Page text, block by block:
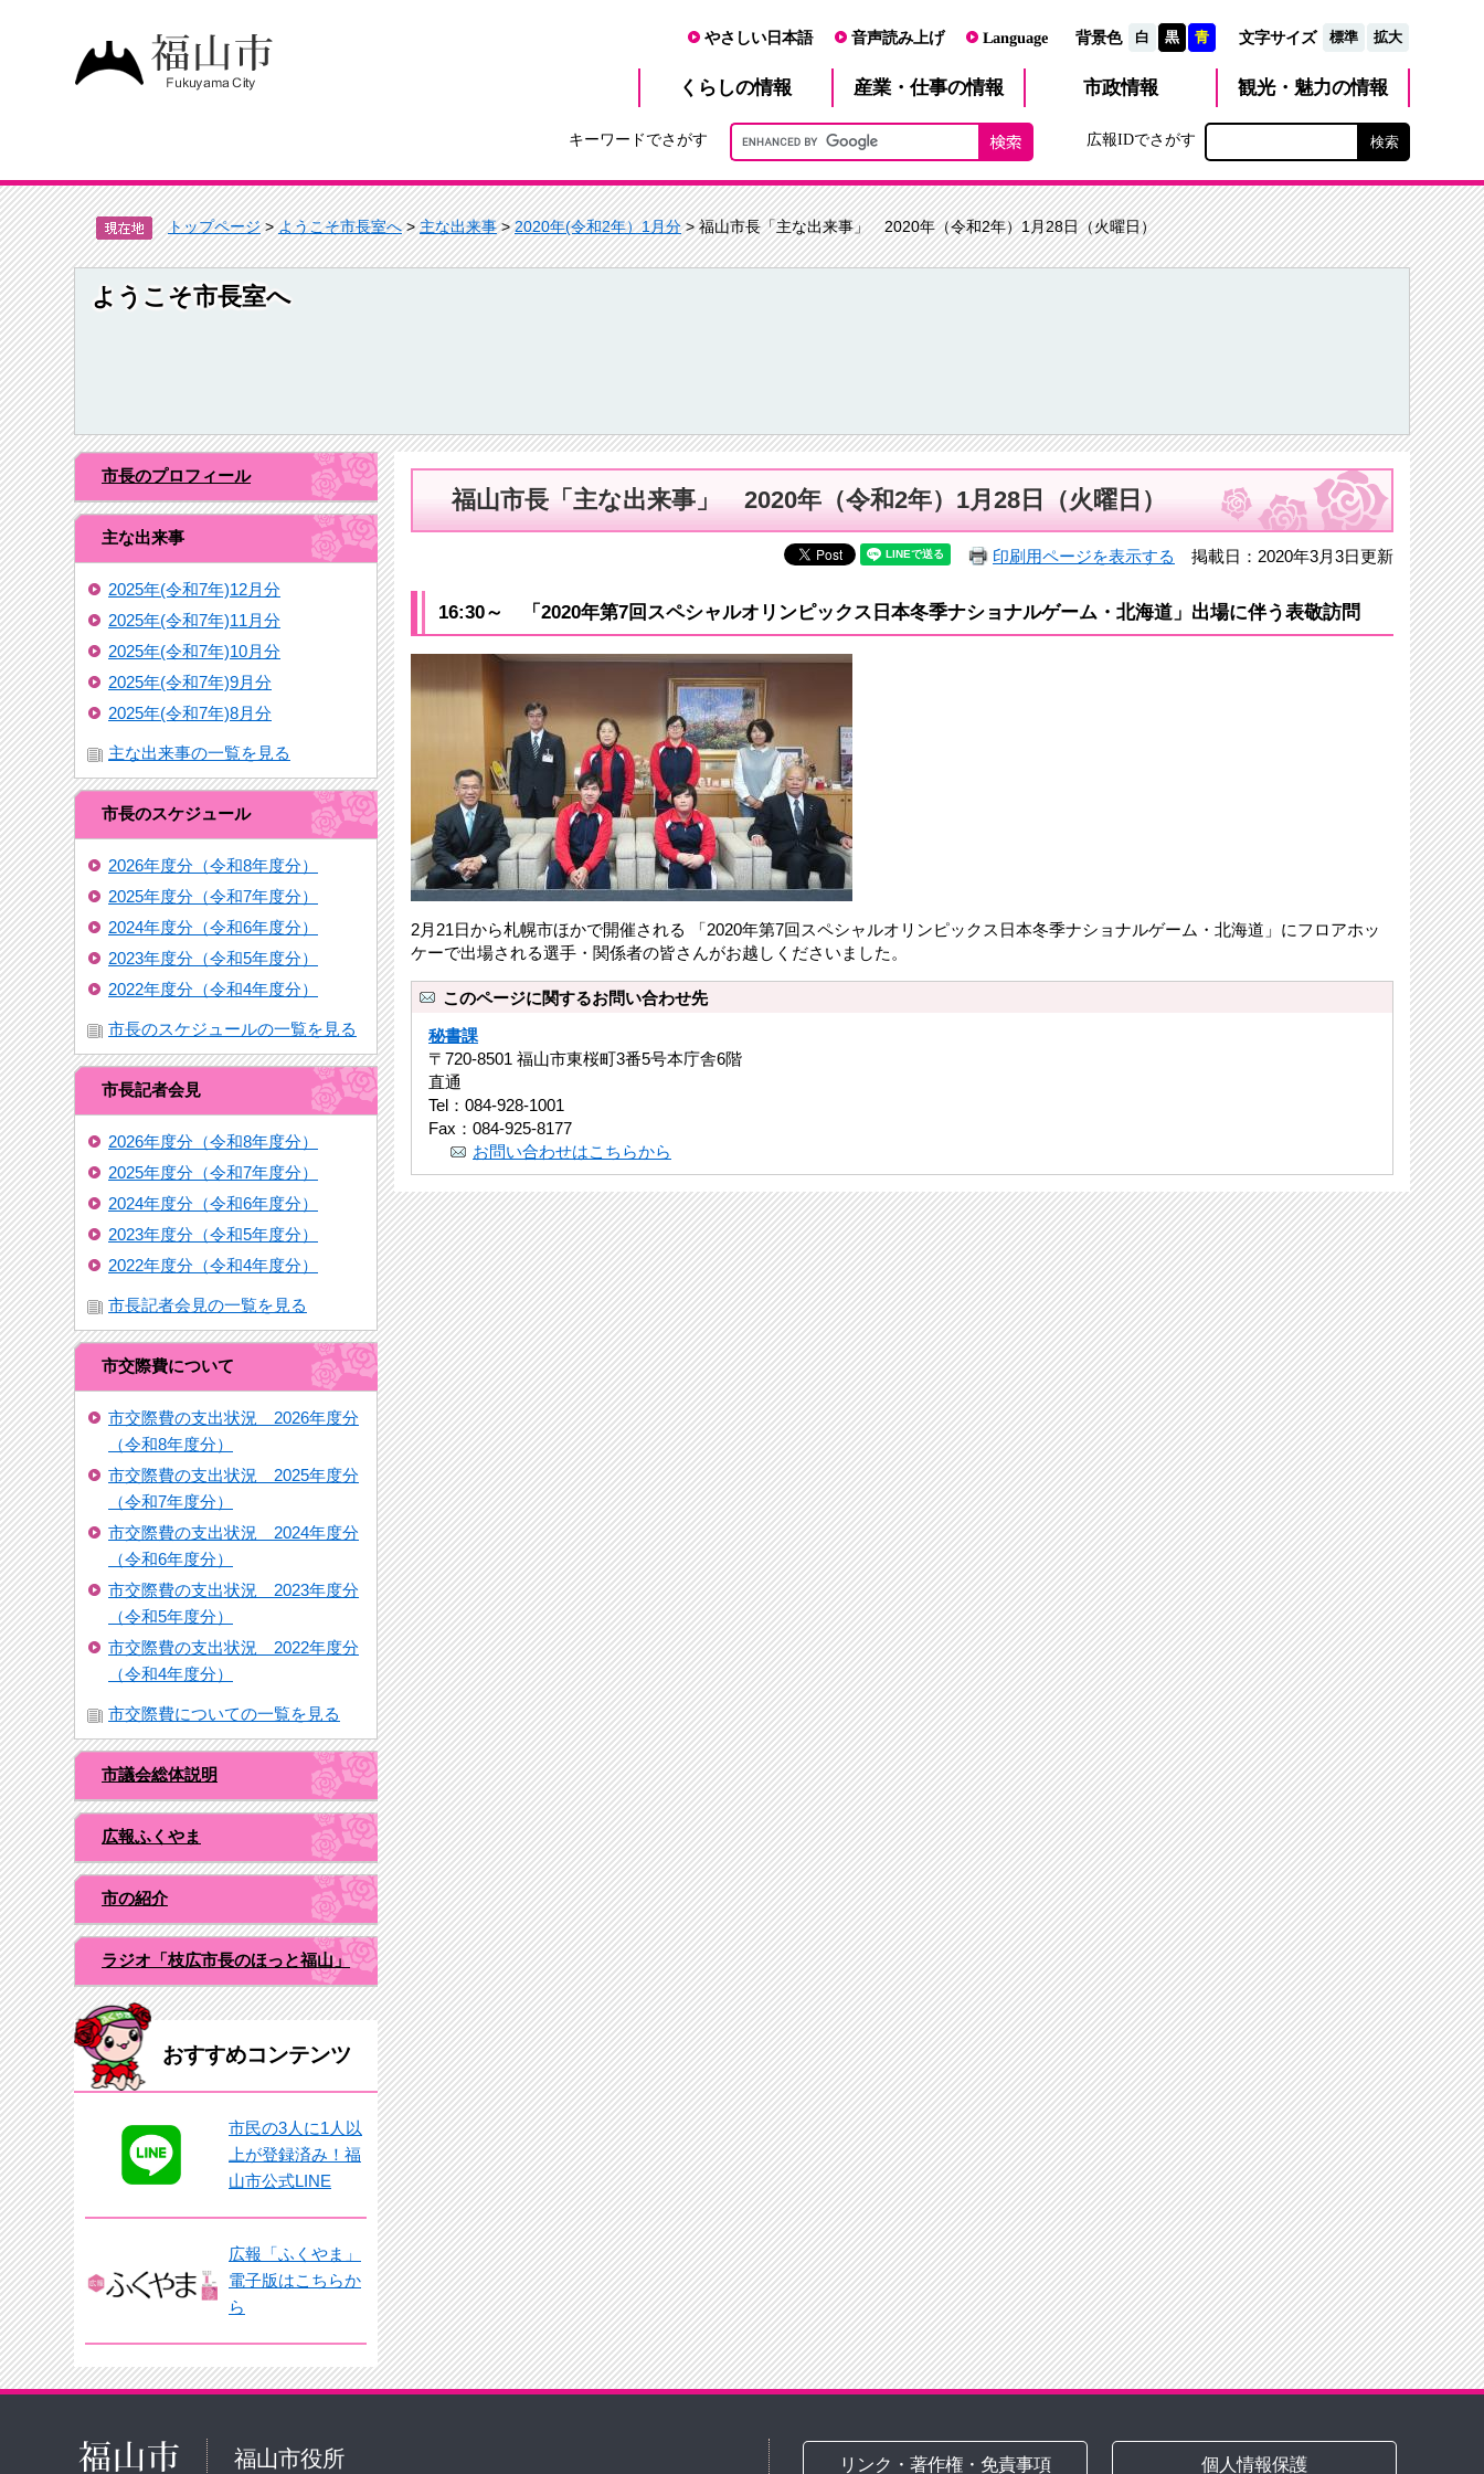
やさしい日本語 音声読み上げ Language 背景色 白 黒 青 文字サイズ 標準 拡大
くらしの情報 産業・仕事の情報 市政情報 観光・魅力の情報
キーワードでさがす 広報IDでさがす
トップページ>ようこそ市長室へ>主な出来事>2020年(令和2年）1月分> 福山市長「主な出来事」 2020年（令和2年）1月28日（火曜日）
ようこそ市長室へ
市長のプロフィール
主な出来事
2025年(令和7年)12月分
2025年(令和7年)11月分
2025年(令和7年)10月分
2025年(令和7年)9月分
2025年(令和7年)8月分
主な出来事の一覧を見る
市長のスケジュール
2026年度分（令和8年度分）
2025年度分（令和7年度分）
2024年度分（令和6年度分）
2023年度分（令和5年度分）
2022年度分（令和4年度分）
市長のスケジュールの一覧を見る
市長記者会見
2026年度分（令和8年度分）
2025年度分（令和7年度分）
2024年度分（令和6年度分）
2023年度分（令和5年度分）
2022年度分（令和4年度分）
市長記者会見の一覧を見る
市交際費について
市交際費の支出状況 2026年度分
（令和8年度分）
市交際費の支出状況 2025年度分
（令和7年度分）
市交際費の支出状況 2024年度分
（令和6年度分）
市交際費の支出状況 2023年度分
（令和5年度分）
市交際費の支出状況 2022年度分
（令和4年度分）
市交際費についての一覧を見る
市議会総体説明
広報ふくやま
市の紹介
ラジオ「枝広市長のほっと福山」
おすすめコンテンツ
市民の3人に1人以
上が登録済み！福
山市公式LINE
広報「ふくやま」
電子版はこちらか
ら
福山市長「主な出来事」 2020年（令和2年）1月28日（火曜日）
印刷用ページを表示する 掲載日：2020年3月3日更新
16:30～ 「2020年第7回スペシャルオリンピックス日本冬季ナショナルゲーム・北海道」出場に伴う表敬訪問
2月21日から札幌市ほかで開催される 「2020年第7回スペシャルオリンピックス日本冬季ナショナルゲーム・北海道」にフロアホッ
ケーで出場される選手・関係者の皆さんがお越しくださいました。
このページに関するお問い合わせ先
秘書課
〒720-8501 福山市東桜町3番5号本庁舎6階
直通
Tel：084-928-1001
Fax：084-925-8177
お問い合わせはこちらから
福山市役所 リンク・著作権・免責事項 個人情報保護